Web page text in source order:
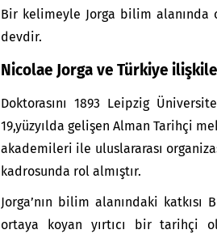
Bir kelimeyle Jorga bilim alanında
devdir.
Nicolae Jorga ve Türkiye
Doktorasını 1893 Leipzig
19,yüzyılda gelişen Alman Tarihçi
akademileri ile uluslararası
kadrosunda rol almıştır.
Jorga’nın bilim alanındaki
ortaya koyan yırtıcı bir tarihçi